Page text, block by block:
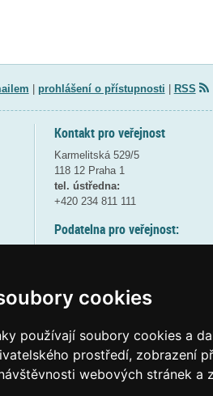
cookies
používají soubory cookies a
prostředí, zobrazení
webových stránek a
| prohlášení o přístupnosti | RSS
Kontakt pro veřejnost
Karmelitská 529/5
118 12 Praha 1
tel. ústředna:
+420 234 811 111
Podatelna pro veřejnost:
(více informací
Elektronická podatelna:
posta@msmt.gov.cz